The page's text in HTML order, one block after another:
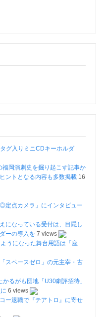
グ入りミニCDキーホルダ
岡演劇史を掘り起こす記事か
ントとなる内容も多数掲載 16
定点カメラ」にインタビュー
になっている受付は、目隠し
ーの導入を 7 views
うになった舞台用語は「座
スペースゼロ」の元主宰・古
るがも団地「U30劇評招待」
6 views
ー退職で『テアトロ』に寄せ